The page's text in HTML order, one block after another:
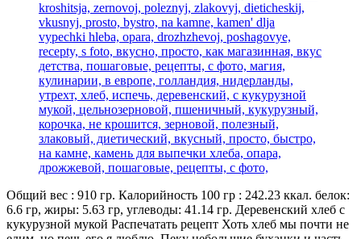
Общий вес : 910 гр. Калорийность 100 гр : 242.23 ккал. белок:
6.6 гр, жиры: 5.63 гр, углеводы: 41.14 гр. Деревенский хлеб с
кукурузной мукой Распечатать рецепт Хоть хлеб мы почти не